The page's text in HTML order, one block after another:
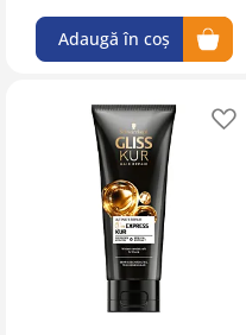
Adaugă în coș